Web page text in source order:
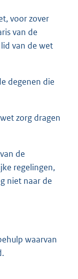
voor zover
van de
van de wet
degenen die
zorg dragen
de
regelingen,
niet naar de
waarvan